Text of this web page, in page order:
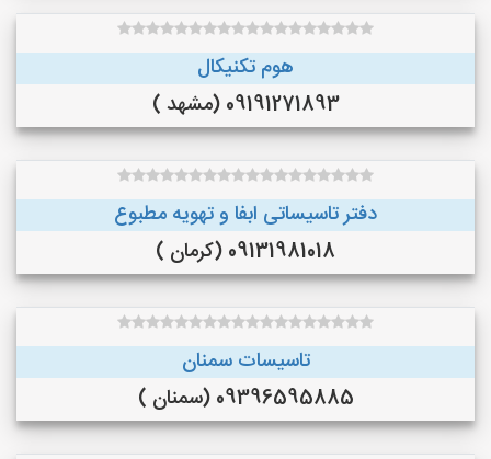
هوم تکنیکال
09191271893 (مشهد )
دفتر تاسیساتی ابفا و تهویه مطبوع
09131981018 (کرمان )
تاسیسات سمنان
09396595885 (سمنان )